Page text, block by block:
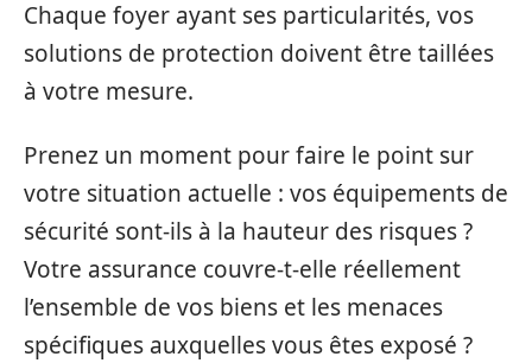
Chaque foyer ayant ses particularités, vos
solutions de protection doivent être taillées
à votre mesure.
Prenez un moment pour faire le point sur
votre situation actuelle : vos équipements de
sécurité sont-ils à la hauteur des risques ?
Votre assurance couvre-t-elle réellement
l’ensemble de vos biens et les menaces
spécifiques auxquelles vous êtes exposé ?